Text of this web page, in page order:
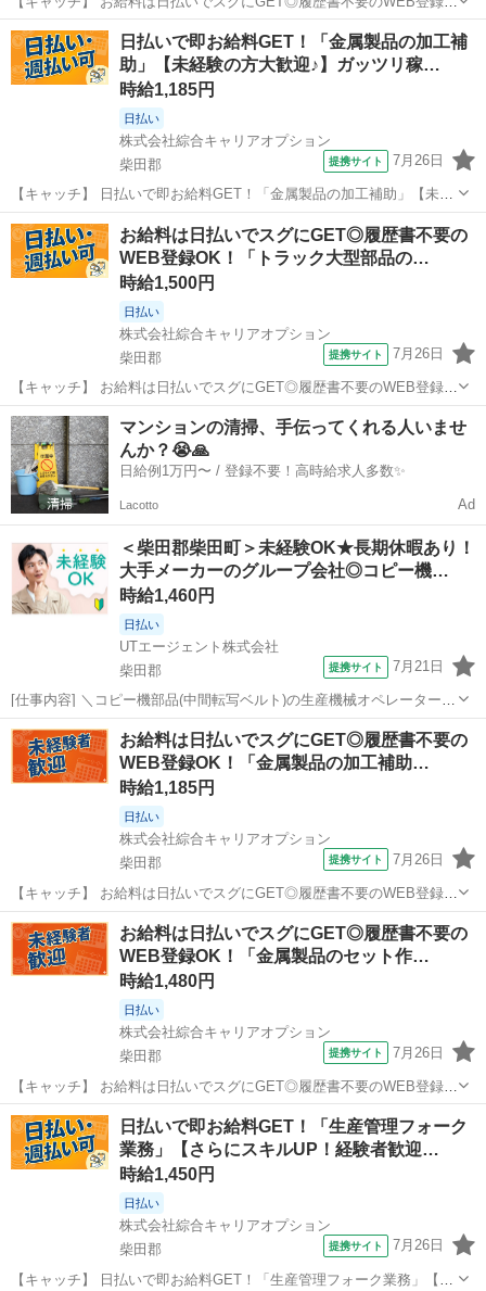
OK！「組立検査」高時給1180円！槻木周辺！20代～40代のスタッフ
が多数活躍中★ 【コメント】 製造のお仕事が豊富★未経験で働いてみ
たい方も大歓迎！ ...
宮城 柴田郡 工場
日払いで即お給料GET！「金属製品の加工補
助」【未経験の方大歓迎♪】ガッツリ稼…
時給1,185円
日払い
株式会社綜合キャリアオプション
柴田郡
提携サイト 7月26日
【キャッチ】 日払いで即お給料GET！「金属製品の加工補助」【未経
験の方大歓迎♪】ガッツリ稼げる残業月20H以上！アナタらしく♪髪型
自由☆高！ 【コメント】 製造のお仕事をお探しの方必見！ 「経験な
いけど大丈夫かな・・・...
宮城 柴田郡 工場
お給料は日払いでスグにGET◎履歴書不要の
WEB登録OK！「トラック大型部品の…
時給1,500円
日払い
株式会社綜合キャリアオプション
柴田郡
提携サイト 7月26日
【キャッチ】 お給料は日払いでスグにGET◎履歴書不要のWEB登録
OK！「トラック大型部品のボタン操作」高時給1500円！宮城県柴田郡
村田町周辺！20代～40代のスタッフが多数活躍中★ 【コメント】 弊
社なら事前の職場見学...
宮城 柴田郡 工場
マンションの清掃、手伝ってくれる人いませ
んか？😭🙏
日給例1万円〜 / 登録不要！高時給求人多数✨
Lacotto Ad
＜柴田郡柴田町＞未経験OK★長期休暇あり！
大手メーカーのグループ会社◎コピー機…
時給1,460円
日払い
UTエージェント株式会社
柴田郡
提携サイト 7月21日
[仕事内容] ＼コピー機部品(中間転写ベルト)の生産機械オペレーター♪
／ ＜具体的には…＞ ◆機械から出てきた製品の取り出し ◆生産で使
用する金型の清掃やメンテナンス ◆溶剤の補充 ◆次工程への運搬
→重いものは専用器具...
宮城 柴田郡 工場
お給料は日払いでスグにGET◎履歴書不要の
WEB登録OK！「金属製品の加工補助…
時給1,185円
日払い
株式会社綜合キャリアオプション
柴田郡
提携サイト 7月26日
【キャッチ】 お給料は日払いでスグにGET◎履歴書不要のWEB登録
OK！「金属製品の加工補助」高時給1185円！大河原(宮城)周辺！20代
～40代のスタッフが多数活躍中★ 【コメント】 製造のお仕事をお探し
の方必見！ 「...
宮城 柴田郡 工場
お給料は日払いでスグにGET◎履歴書不要の
WEB登録OK！「金属製品のセット作…
時給1,480円
日払い
株式会社綜合キャリアオプション
柴田郡
提携サイト 7月26日
【キャッチ】 お給料は日払いでスグにGET◎履歴書不要のWEB登録
OK！「機械オペレーター」高時給1480円！槻木周辺！20代～40代の
スタッフが多数活躍中★ 【コメント】 製造のお仕事をお探しにおスス
メ♪ 「未経験でも...
宮城 柴田郡 工場
日払いで即お給料GET！「生産管理フォーク
業務」【さらにスキルUP！経験者歓迎…
時給1,450円
日払い
株式会社綜合キャリアオプション
柴田郡
提携サイト 7月26日
【キャッチ】 日払いで即お給料GET！「生産管理フォーク業務」【さ